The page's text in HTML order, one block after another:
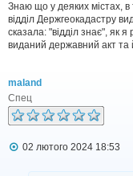
в
і
д
м
н
н
я
Знаю що у деяких містах,
відділ Держгеокадастру
сказала: "відділ знає", як
виданий державний акт та
maland
Спец
П
02 лютого 2024 18:53